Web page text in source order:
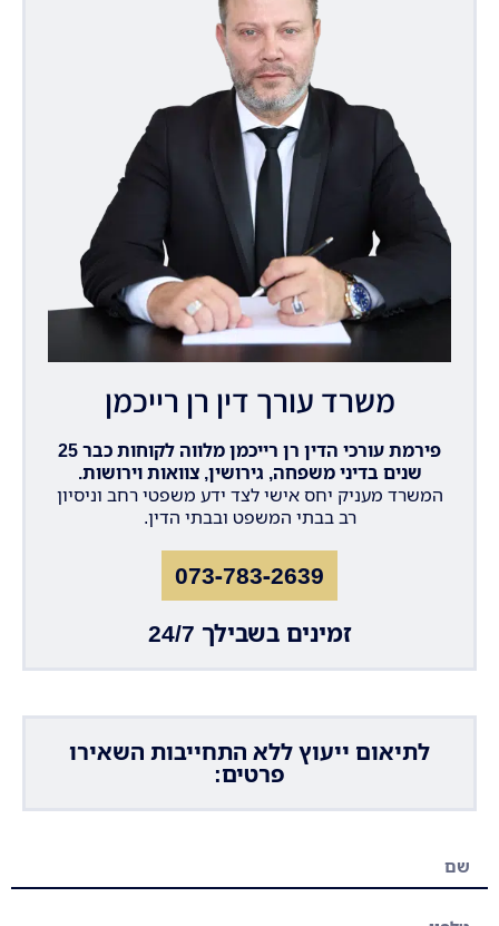
משרד עורך דין רן רייכמן
פירמת עורכי הדין רן רייכמן מלווה לקוחות כבר 25
שנים בדיני משפחה, גירושין, צוואות וירושות.
המשרד מעניק יחס אישי לצד ידע משפטי רחב וניסיון
רב בבתי המשפט ובבתי הדין.
073-783-2639
זמינים בשבילך 24/7
לתיאום ייעוץ ללא התחייבות השאירו
פרטים: